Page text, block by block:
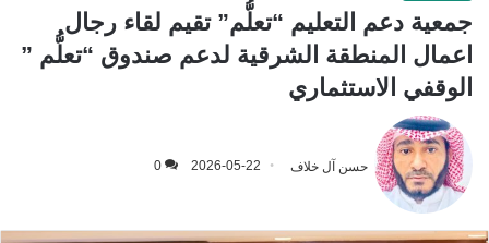
جمعية دعم التعليم “تعلُّم” تقيم لقاء رجال
اعمال المنطقة الشرقية لدعم صندوق “تعلُّم ”
الوقفي الاستثماري
حسن آل خلاف 2026-05-22
0